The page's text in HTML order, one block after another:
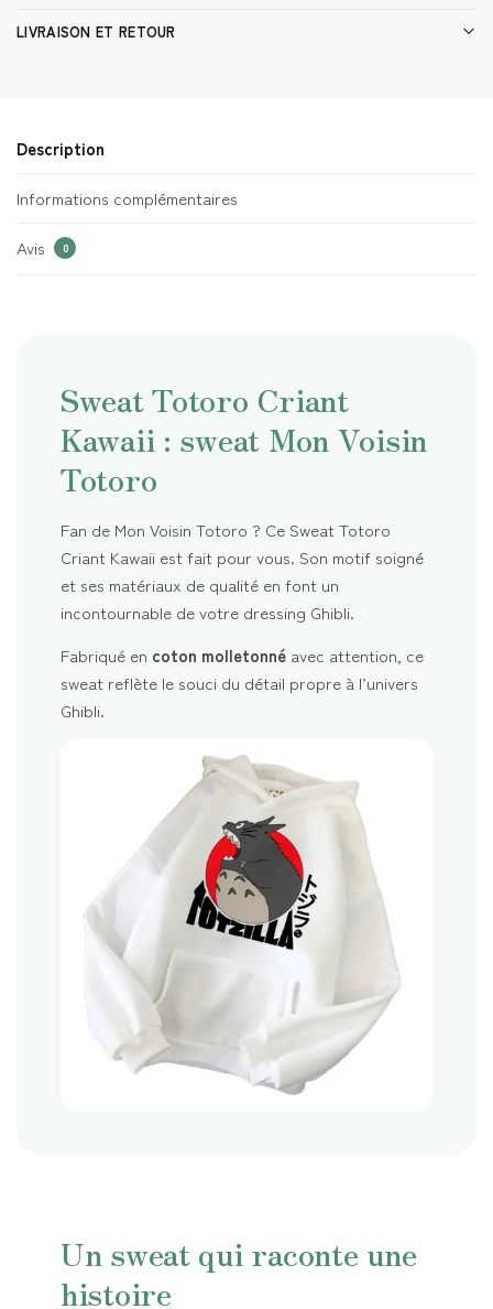
LIVRAISON ET RETOUR
Description
Informations complémentaires
Avis 0
Sweat Totoro Criant
Kawaii : sweat Mon Voisin
Totoro
Fan de Mon Voisin Totoro ? Ce Sweat Totoro
Criant Kawaii est fait pour vous. Son motif soigné
et ses matériaux de qualité en font un
incontournable de votre dressing Ghibli.
Fabriqué en coton molletonné avec attention, ce
sweat reflète le souci du détail propre à l’univers
Ghibli.
Un sweat qui raconte une
histoire